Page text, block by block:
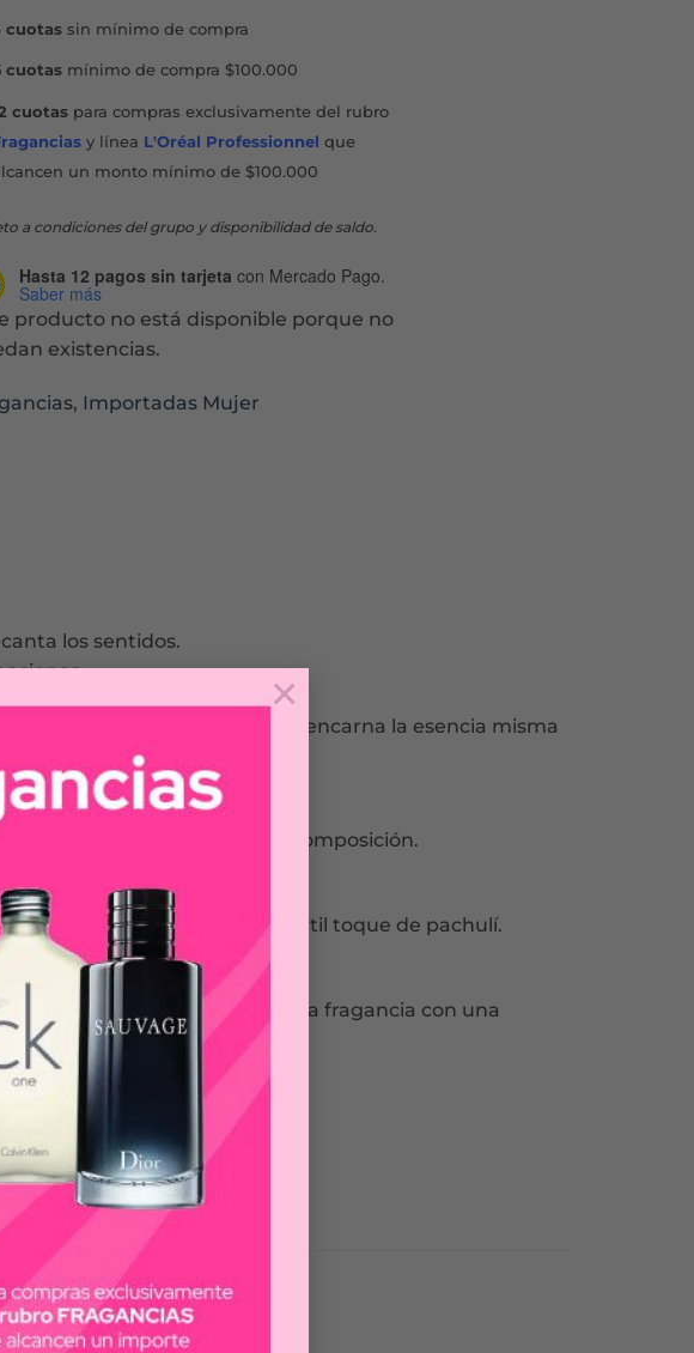
×
cuotassin mínimo de compra
cuotasmínimo de compra $100.000
cuotaspara compras exclusivamente del rubro
y línea L'Oréal Professionnel que
un monto mínimo de $100.000
a condiciones del grupo y disponibilidad de saldo.
Hasta 12 pagos sin tarjeta con Mercado Pago.
Saber más
producto no está disponible porque no
existencias.
, Importadas Mujer
los sentidos.
pero carismática. Ella encarna la esencia misma
y sensualidad a la composición.
para dar paso a un sutil toque de pachulí.
sensual y cálido y marca la fragancia con una